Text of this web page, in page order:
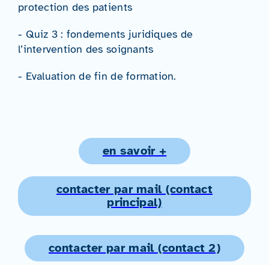
protection des patients
- Quiz 3 : fondements juridiques de
l’intervention des soignants
- Evaluation de fin de formation.
en savoir +
contacter par mail (contact
principal)
contacter par mail (contact 2)